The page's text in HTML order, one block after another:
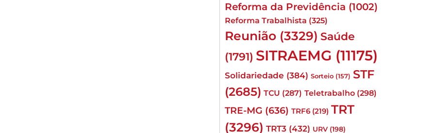
Reforma da Previdência (1002)
Reforma Trabalhista (325)
Reunião (3329) Saúde
(1791) SITRAEMG (11175)
Solidariedade (384) Sorteio (157) STF
(2685) TCU (287) Teletrabalho (298)
TRE-MG (636) TRF6 (219) TRT
(3296) TRT3 (432) URV (198)